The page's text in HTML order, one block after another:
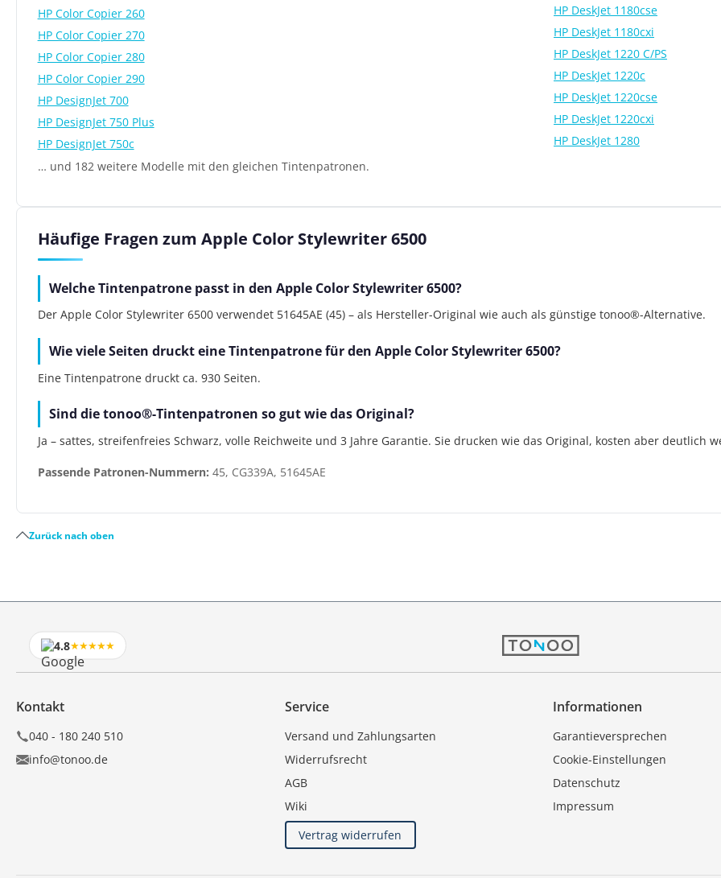
HP Color Copier 260
HP Color Copier 270
HP Color Copier 280
HP Color Copier 290
HP DesignJet 700
HP DesignJet 750 Plus
HP DesignJet 750c
HP DeskJet 1180cse
HP DeskJet 1180cxi
HP DeskJet 1220 C/PS
HP DeskJet 1220c
HP DeskJet 1220cse
HP DeskJet 1220cxi
HP DeskJet 1280
… und 182 weitere Modelle mit den gleichen Tintenpatronen.
Häufige Fragen zum Apple Color Stylewriter 6500
Welche Tintenpatrone passt in den Apple Color Stylewriter 6500?
Der Apple Color Stylewriter 6500 verwendet 51645AE (45) – als Hersteller-Original wie auch als günstige tonoo®-Alternative.
Wie viele Seiten druckt eine Tintenpatrone für den Apple Color Stylewriter 6500?
Eine Tintenpatrone druckt ca. 930 Seiten.
Sind die tonoo®-Tintenpatronen so gut wie das Original?
Ja – sattes, streifenfreies Schwarz, volle Reichweite und 3 Jahre Garantie. Sie drucken wie das Original, kosten aber deutlich
Passende Patronen-Nummern: 45, CG339A, 51645AE
Zurück nach oben
4.8★★★★★
Kontakt
040 - 180 240 510
info@tonoo.de
Service
Versand und Zahlungsarten
Widerrufsrecht
AGB
Wiki
Vertrag widerrufen
Informationen
Garantieversprechen
Cookie-Einstellungen
Datenschutz
Impressum